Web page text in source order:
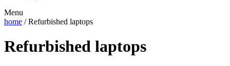
Menu
home / Refurbished laptops
Refurbished laptops